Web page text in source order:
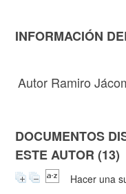
INFORMACIÓN
Autor Ramiro
DOCUMENTOS
ESTE AUTOR (13)
Hacer una